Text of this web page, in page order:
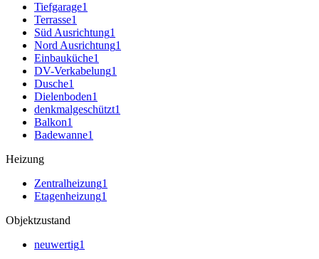
Tiefgarage1
Terrasse1
Süd Ausrichtung1
Nord Ausrichtung1
Einbauküche1
DV-Verkabelung1
Dusche1
Dielenboden1
denkmalgeschützt1
Balkon1
Badewanne1
Heizung
Zentralheizung1
Etagenheizung1
Objektzustand
neuwertig1